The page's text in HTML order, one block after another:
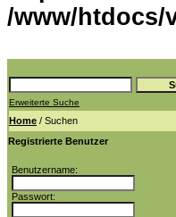
/www/htdocs/
Erweiterte Suche
Home / Suchen
Registrierte Benutzer
Benutzername:
Passwort: